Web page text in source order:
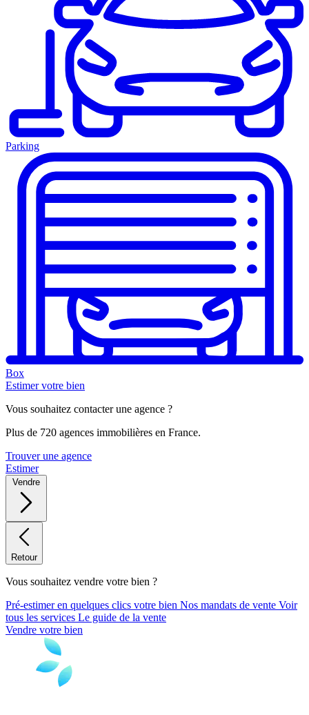
Parking
Box
Estimer votre bien
Vous souhaitez contacter une agence ?
Plus de 720 agences immobilières en France.
Trouver une agence
Estimer
Vendre
Retour
Vous souhaitez vendre votre bien ?
Pré-estimer en quelques clics votre bien Nos mandats de vente Voir
tous les services Le guide de la vente
Vendre votre bien